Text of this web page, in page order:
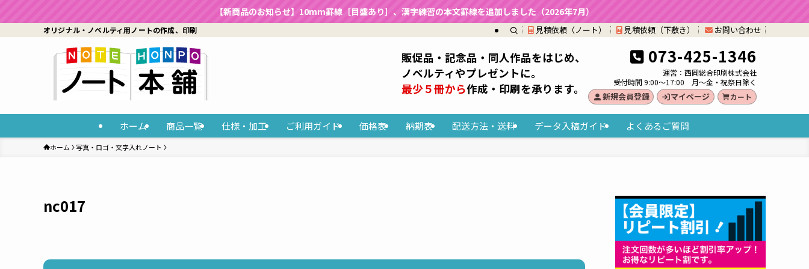
【新商品のお知らせ】10mm罫線［目盛あり］、漢字練習の本文罫線を追加しました（2026年7月）
オリジナル・ノベルティ用ノートの作成、印刷 見積依頼（ノート） 見積依頼（下敷き） お問い合わせ
ホーム 商品一覧 仕様・加工 ご利用ガイド 価格表 納期表 配送方法・送料 データ入稿ガイド よくあるご質問
販促品・記念品・同人作品をはじめ、
ノベルティやプレゼントに。
最少５冊から作成・印刷を承ります。
073-425-1346
運営：西岡総合印刷株式会社
受付時間 9:00～17:00 月～金・祝祭日除く
新規会員登録 マイページ カート
ホーム 写真・ロゴ・文字入れノート
nc017